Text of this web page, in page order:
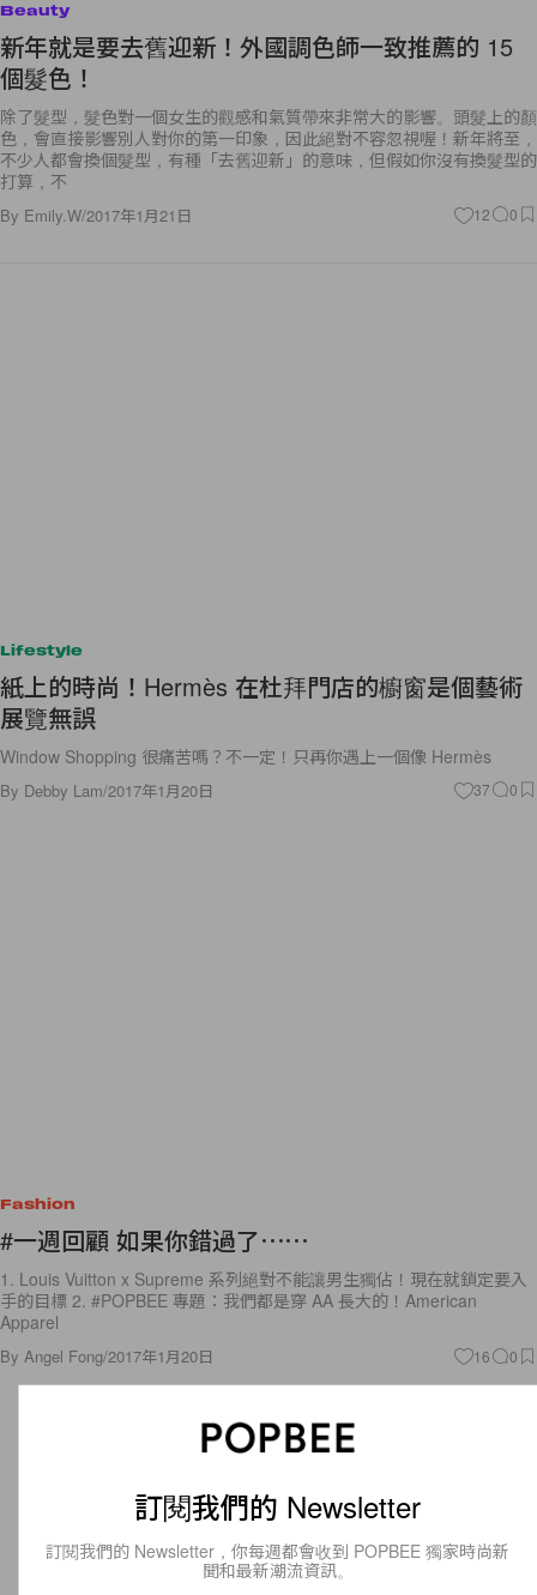
Beauty
新年就是要去舊迎新！外國調色師一致推薦的 15
個髮色！
除了髮型，髮色對一個女生的觀感和氣質帶來非常大的影響。頭髮上的顏
色，會直接影響別人對你的第一印象，因此絕對不容忽視喔！新年將至，
不少人都會換個髮型，有種「去舊迎新」的意味，但假如你沒有換髮型的
打算，不
By Emily.W/2017年1月21日 12 0
Lifestyle
紙上的時尚！Hermès 在杜拜門店的櫥窗是個藝術
展覽無誤
Window Shopping 很痛苦嗎？不一定！只再你遇上一個像 Hermès
By Debby Lam/2017年1月20日 37 0
Fashion
#一週回顧 如果你錯過了⋯⋯
1. Louis Vuitton x Supreme 系列絕對不能讓男生獨佔！現在就鎖定要入
手的目標 2. #POPBEE 專題：我們都是穿 AA 長大的！American
Apparel
By Angel Fong/2017年1月20日 16 0
訂閱我們的 Newsletter
訂閱我們的 Newsletter，你每週都會收到 POPBEE 獨家時尚新
聞和最新潮流資訊。